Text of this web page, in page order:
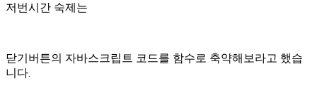
저번시간 숙제는
닫기버튼의 자바스크립트 코드를 함수로 축약해보라고 했습
니다.